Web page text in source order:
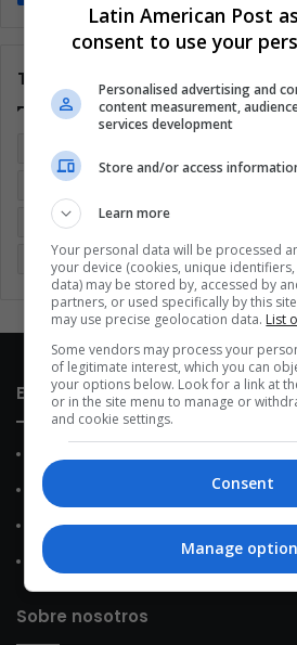
Tags
Argentina
Coronavirus
Economía Entretenimiento
Memes (ES) Mundo México
Enlaces de interés
Contacto
Política de Privacidad
Política de Cookies
Sobre nosotros
Latin American Post
consent to use your
Personalised advertising and
content measurement,
services development
Store and/or access
Learn more
Your personal data will be processed
your device (cookies, unique
data) may be stored by, accessed by
partners, or used specifically by this
may use precise geolocation data. List
Some vendors may process your
of legitimate interest, which you can
your options below. Look for a link at
or in the site menu to manage or
and cookie settings.
Consent
Manage